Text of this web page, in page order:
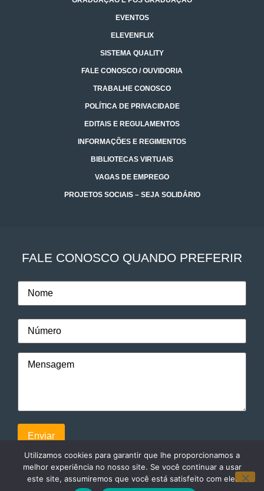
EVENTOS
ELEVENFLIX
SISTEMA QUALITY
FALE CONOSCO / OUVIDORIA
TRABALHE CONOSCO
POLÍTICA DE PRIVACIDADE
EDITAIS E REGULAMENTOS
INFORMAÇÕES E REGIMENTOS
BIBLIOTECAS VIRTUAIS
VAGAS DE EMPREGO
PROJETOS SOCIAIS – SEJA SOLIDÁRIO
FALE CONOSCO QUANDO PREFERIR
Utilizamos cookies para garantir que lhe proporcionamos a
melhor experiência no nosso site. Se você continuar a usar
este site, assumiremos que você está satisfeito com ele.